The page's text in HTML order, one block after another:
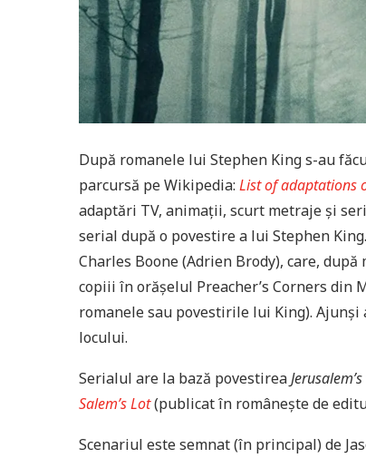
După romanele lui Stephen King s-au
parcursă pe Wikipedia: List of adaptations
adaptări TV, animații, scurt metraje și
serial după o povestire a lui Stephen
Charles Boone (Adrien Brody), care,
copiii în orășelul Preacher’s Corners
romanele sau povestirile lui King).
locului.
Serialul are la bază povestirea
Salem’s Lot(publicat în românește de
Scenariul este semnat (în principal) de